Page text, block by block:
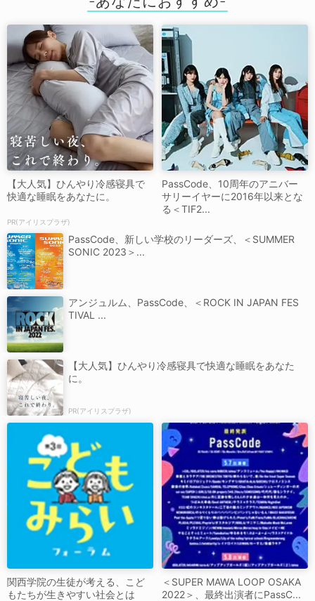
【大人気】ひんやり冷感寝具で
快適な睡眠をあなたに。
PR(アイリスプラザ)
PassCode、10周年のアニバー
サリーイヤーに2016年以来とな
る＜TIF2...
PassCode、新しい学校のリーダーズ、＜SUMMER
SONIC 2023＞...
アンジュルム、PassCode、＜ROCK IN JAPAN FES
TIVAL ...
【大人気】ひんやり冷感寝具で快適な睡眠をあなた
に。
PR(アイリスプラザ)
関西学院の生徒が考える、こど
もたちが生きやすい社会とは
＜SUPER MAWA LOOP OSAKA
2022＞、最終出演者にPassC...